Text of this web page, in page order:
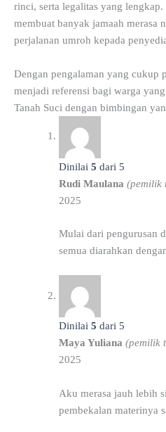
rinci, serta legalitas yang lengkap.
membuat banyak jamaah merasa
perjalanan umroh kepada
Dengan pengalaman yang cukup
menjadi referensi bagi warga
Tanah Suci dengan bimbingan
Dinilai 5 dari 5
Rudi Maulana (pemilik
2025
Mulai dari pengurusan
semua diarahkan
Dinilai 5 dari 5
Maya Yuliana (pemilik
2025
Aku merasa jauh lebih
pembekalan materinya